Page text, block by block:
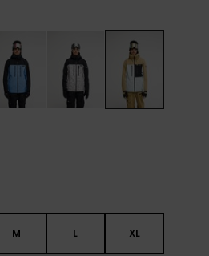
M L XL